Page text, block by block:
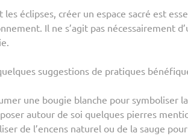
les éclipses, créer un espace sacré est
Il ne s’agit pas nécessairement
suggestions de pratiques
une bougie blanche pour symboliser
autour de soi quelques pierres
de l’encens naturel ou de la sauge